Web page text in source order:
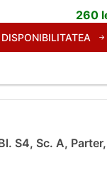
260
S4, Sc. A, Parter,